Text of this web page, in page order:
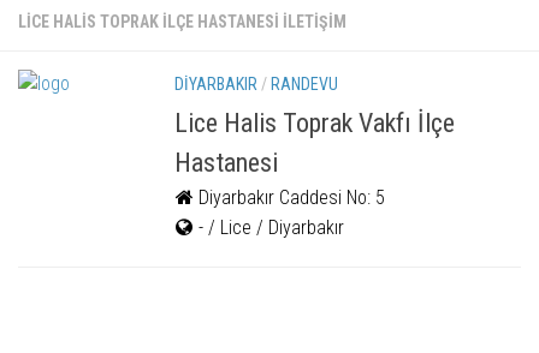
ANASAYFA
RANDEVU
LICE HALIS TOPRAK ILÇE HASTANESI ILETIŞIM
DIYARBAKIR / RANDEVU
Lice Halis Toprak Vakfı İlçe
Hastanesi
Diyarbakır Caddesi No: 5
- / Lice / Diyarbakır